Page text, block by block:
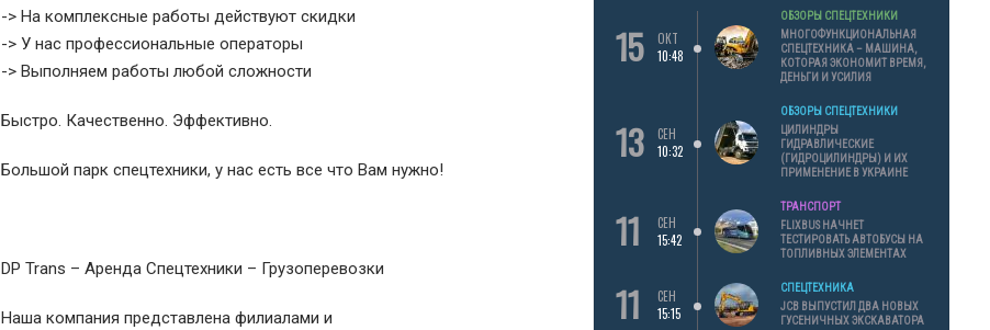
-> На комплексные работы действуют скидки
-> У нас профессиональные операторы
-> Выполняем работы любой сложности
Быстро. Качественно. Эффективно.
Большой парк спецтехники, у нас есть все что Вам нужно!
DP Trans – Аренда Спецтехники – Грузоперевозки
Наша компания представлена филиалами и
15
ОКТ
10:48
ОБЗОРЫ СПЕЦТЕХНИКИ
МНОГОФУНКЦИОНАЛЬНАЯ
СПЕЦТЕХНИКА – МАШИНА,
КОТОРАЯ ЭКОНОМИТ ВРЕМЯ,
ДЕНЬГИ И УСИЛИЯ
13
СЕН
10:32
ОБЗОРЫ СПЕЦТЕХНИКИ
ЦИЛИНДРЫ
ГИДРАВЛИЧЕСКИЕ
(ГИДРОЦИЛИНДРЫ) И ИХ
ПРИМЕНЕНИЕ В УКРАИНЕ
11
СЕН
15:42
ТРАНСПОРТ
FLIXBUS НАЧНЕТ
ТЕСТИРОВАТЬ АВТОБУСЫ НА
ТОПЛИВНЫХ ЭЛЕМЕНТАХ
11
СЕН
15:15
СПЕЦТЕХНИКА
JCB ВЫПУСТИЛ ДВА НОВЫХ
ГУСЕНИЧНЫХ ЭКСКАВАТОРА